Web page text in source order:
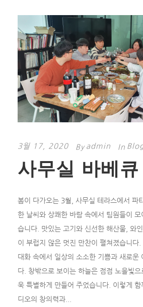
3월 17, 2020 By admin In
사무실 바베큐
봄이 다가오는 3월, 사무실 테라스에서 파
한 날씨와 상쾌한 바람 속에서 팀원들이
습니다. 맛있는 고기와 신선한 해산물, 와
이 부럽지 않은 멋진 만찬이 펼쳐졌습니다
대화 속에서 일상의 소소한 기쁨과 새로운
다. 창밖으로 보이는 하늘은 점점 노을빛
욱 특별하게 만들어 주었습니다. 이렇게
디오의 창의력과...